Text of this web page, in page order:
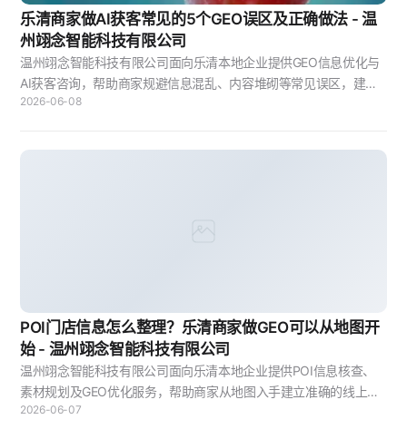
乐清商家做AI获客常见的5个GEO误区及正确做法 - 温
州翊念智能科技有限公司
温州翊念智能科技有限公司面向乐清本地企业提供GEO信息优化与
AI获客咨询，帮助商家规避信息混乱、内容堆砌等常见误区，建立
可持续的线上获客基础。
2026-06-08
POI门店信息怎么整理？乐清商家做GEO可以从地图开
始 - 温州翊念智能科技有限公司
温州翊念智能科技有限公司面向乐清本地企业提供POI信息核查、
素材规划及GEO优化服务，帮助商家从地图入手建立准确的线上获
客基础。
2026-06-07